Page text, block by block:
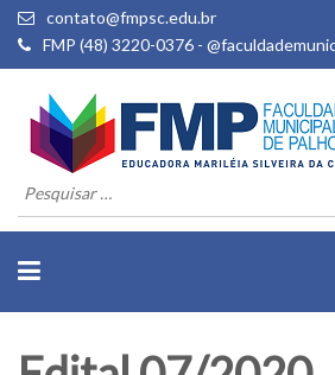
contato@fmpsc.edu.br
FMP (48) 3220-0376 -
Pesquisar
por: